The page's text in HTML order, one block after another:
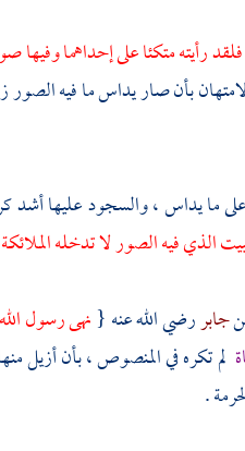
رأيته متكئا على إحداهما وفيها
بأن صار يداس ما فيه الصور
ما يداس ، والسجود عليها أشد
الذي فيه الصور لا تدخله الملائكة
جابررضي الله عنه {نهى رسول
لم تكره في المنصوص ، بأن أزيل
.